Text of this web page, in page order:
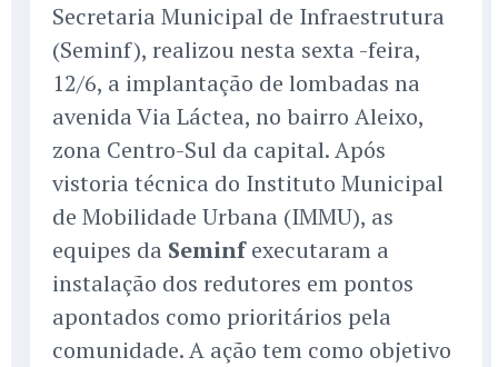
Secretaria Municipal de Infraestrutura
(Seminf), realizou nesta sexta -feira,
12/6, a implantação de lombadas na
avenida Via Láctea, no bairro Aleixo,
zona Centro-Sul da capital. Após
vistoria técnica do Instituto Municipal
de Mobilidade Urbana (IMMU), as
equipes da Seminfexecutaram a
instalação dos redutores em pontos
apontados como prioritários pela
comunidade. A ação tem como objetivo